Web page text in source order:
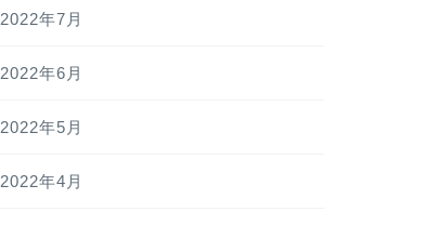
2022年7月
2022年6月
2022年5月
2022年4月